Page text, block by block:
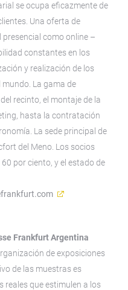
se ocupa eficazmente de
Una oferta de
como online –
constantes en los
y realización de los
La gama de
recinto, el montaje de la
hasta la contratación
La sede principal de
del Meno. Los socios
por ciento, y el estado de
Frankfurt Argentina
de exposiciones
de las muestras es
reales que estimulen a los